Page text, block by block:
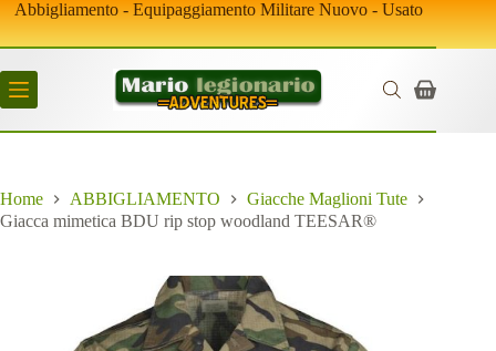
Salta
contenuto
Abbigliamento - Equipaggiamento Militare Nuovo - Usato
Carrello
Home ABBIGLIAMENTO
Giacche Maglioni Tute
Giacca mimetica BDU rip stop woodland TEESAR®